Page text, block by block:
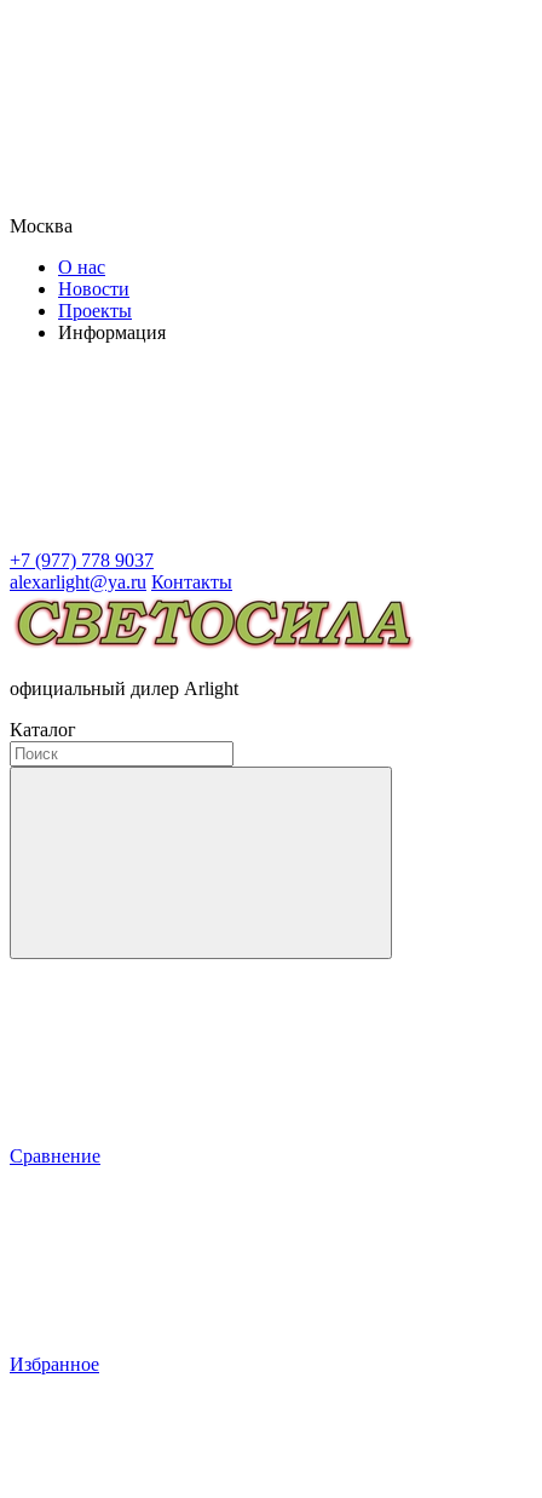
Москва
О нас
Новости
Проекты
Информация
+7 (977) 778 9037
alexarlight@ya.ru Контакты
официальный дилер Arlight
Каталог
Сравнение
Избранное